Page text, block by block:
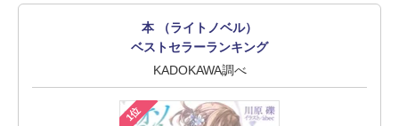
本 （ライトノベル）
ベストセラーランキング
KADOKAWA調べ
1位